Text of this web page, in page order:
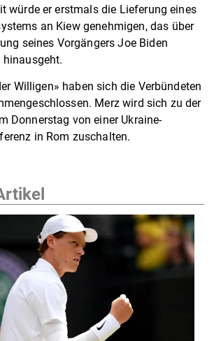
würde er erstmals die Lieferung eines
an Kiew genehmigen, das über
seines Vorgängers Joe Biden
Willigen» haben sich die Verbündeten
Merz wird sich zu der
Donnerstag von einer Ukraine-
in Rom zuschalten.